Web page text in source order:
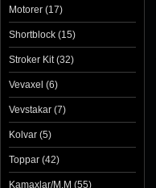
Motorer (17)
Shortblock (15)
Stroker Kit (32)
Vevaxel (6)
Vevstakar (7)
Kolvar (5)
Toppar (42)
Kamaxlar/M.M (55)